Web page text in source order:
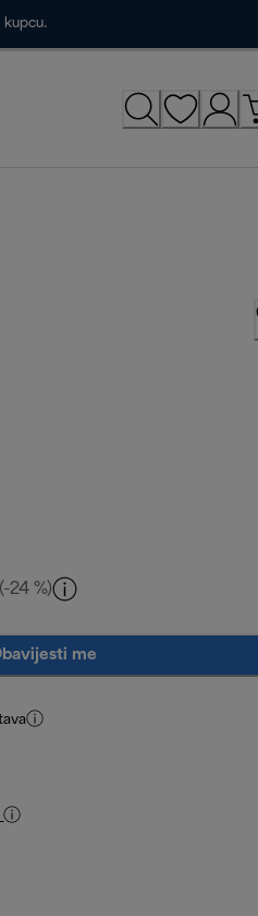
kupcu.
cijena 219,90 €
(-24 %)
me